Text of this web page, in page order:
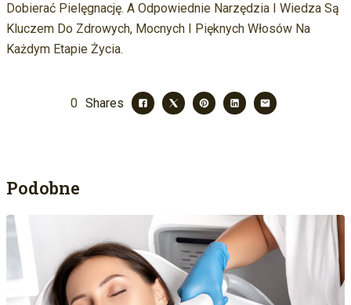
Dobierać Pielęgnację. A Odpowiednie Narzędzia I Wiedza Są
Kluczem Do Zdrowych, Mocnych I Pięknych Włosów Na
Każdym Etapie Życia.
0 Shares
Podobne